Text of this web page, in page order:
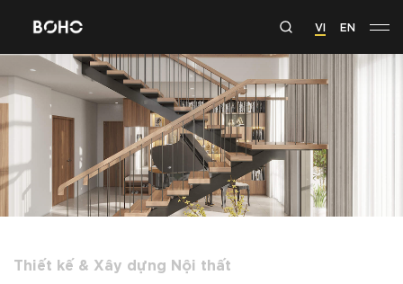
VI EN
Thiết kế & Xây dựng Nội thất